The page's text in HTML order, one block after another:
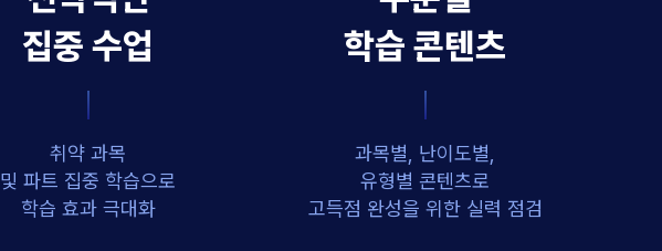
집중 수업
취약 과목
및 파트 집중 학습으로
학습 효과 극대화
학습 콘텐츠
과목별, 난이도별,
유형별 콘텐츠로
고득점 완성을 위한 실력 점검